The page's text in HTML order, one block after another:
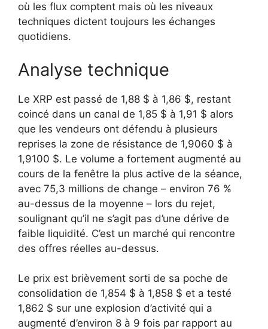
où les flux comptent mais où les niveaux
techniques dictent toujours les échanges
quotidiens.
Analyse technique
Le XRP est passé de 1,88 $ à 1,86 $, restant
coincé dans un canal de 1,85 $ à 1,91 $ alors
que les vendeurs ont défendu à plusieurs
reprises la zone de résistance de 1,9060 $ à
1,9100 $. Le volume a fortement augmenté au
cours de la fenêtre la plus active de la séance,
avec 75,3 millions de change – environ 76 %
au-dessus de la moyenne – lors du rejet,
soulignant qu’il ne s’agit pas d’une dérive de
faible liquidité. C’est un marché qui rencontre
des offres réelles au-dessus.
Le prix est brièvement sorti de sa poche de
consolidation de 1,854 $ à 1,858 $ et a testé
1,862 $ sur une explosion d’activité qui a
augmenté d’environ 8 à 9 fois par rapport au